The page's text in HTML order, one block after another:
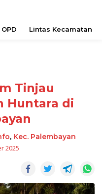
Lintas Kecamatan
Tinjau
Huntara di
, Kec. Palembayan
2025